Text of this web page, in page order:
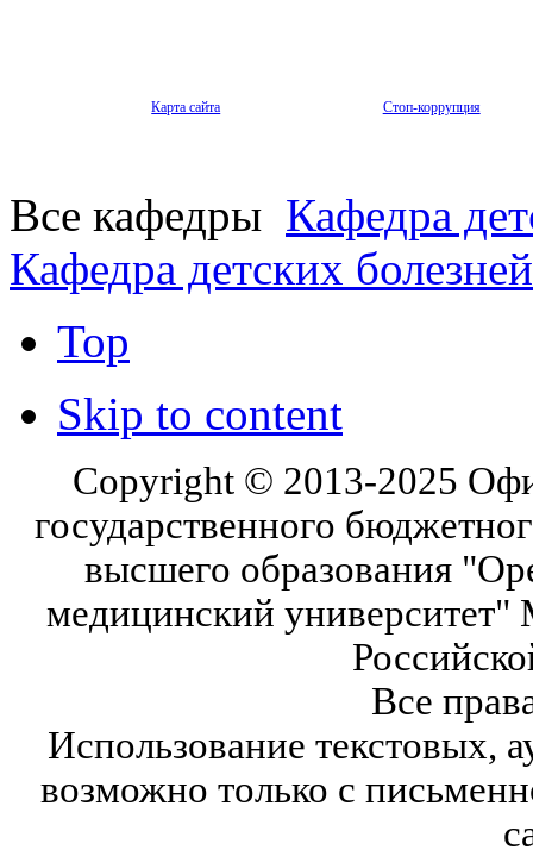
Карта сайта Стоп-коррупция
Все кафедры Кафедра
Кафедра детских болезней
Top
Skip to content
Copyright © 2013-2025
государственного
высшего образования
медицинский университет"
Все
Использование текстовых,
возможно только с